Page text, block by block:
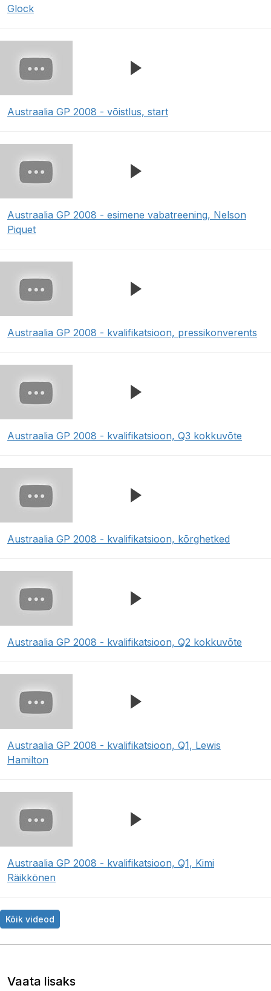
Glock
Austraalia GP 2008 - võistlus, start
Austraalia GP 2008 - esimene vabatreening, Nelson
Piquet
Austraalia GP 2008 - kvalifikatsioon, pressikonverents
Austraalia GP 2008 - kvalifikatsioon, Q3 kokkuvõte
Austraalia GP 2008 - kvalifikatsioon, kõrghetked
Austraalia GP 2008 - kvalifikatsioon, Q2 kokkuvõte
Austraalia GP 2008 - kvalifikatsioon, Q1, Lewis
Hamilton
Austraalia GP 2008 - kvalifikatsioon, Q1, Kimi
Räikkönen
Kõik videod
Vaata lisaks